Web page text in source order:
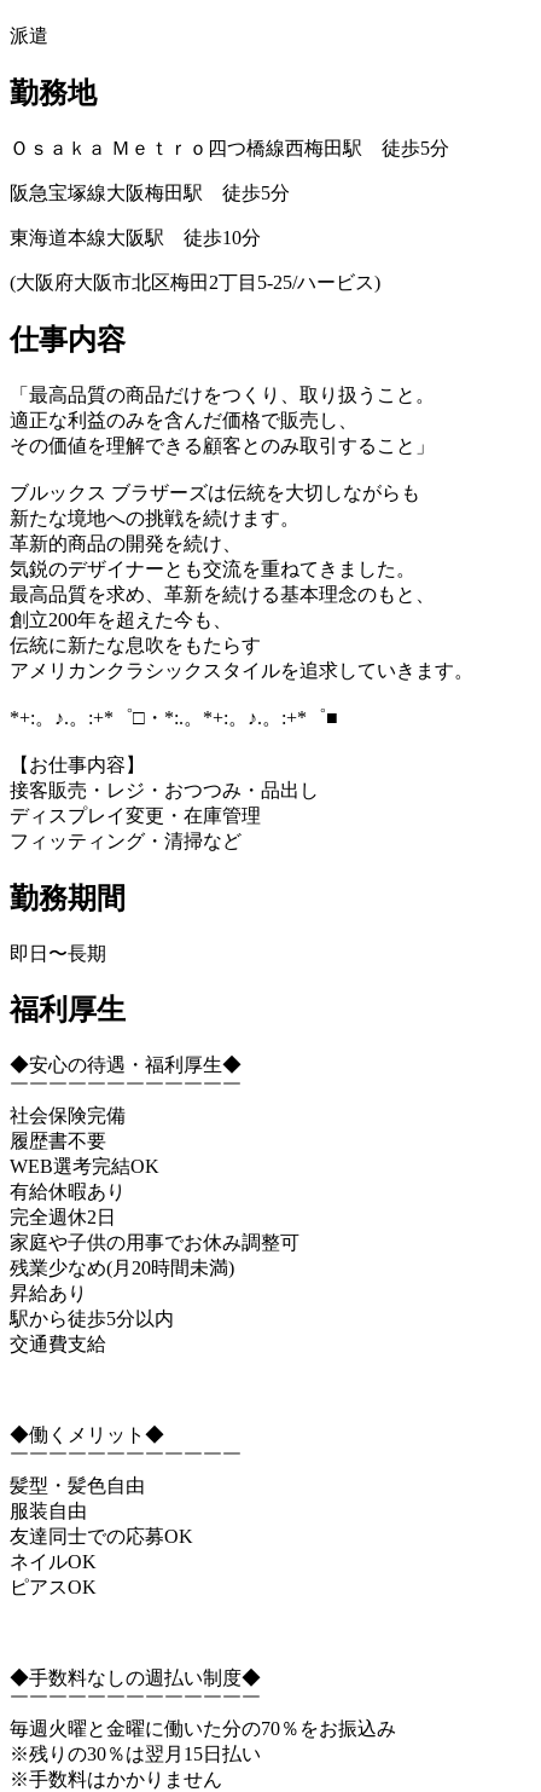
派遣
勤務地
Ｏｓａｋａ Ｍｅｔｒｏ四つ橋線西梅田駅 徒歩5分
阪急宝塚線大阪梅田駅 徒歩5分
東海道本線大阪駅 徒歩10分
(大阪府大阪市北区梅田2丁目5-25/ハービス)
仕事内容
「最高品質の商品だけをつくり、取り扱うこと。
適正な利益のみを含んだ価格で販売し、
その価値を理解できる顧客とのみ取引すること」
ブルックス ブラザーズは伝統を大切しながらも
新たな境地への挑戦を続けます。
革新的商品の開発を続け、
気鋭のデザイナーとも交流を重ねてきました。
最高品質を求め、革新を続ける基本理念のもと、
創立200年を超えた今も、
伝統に新たな息吹をもたらす
アメリカンクラシックスタイルを追求していきます。
*+:。♪.。:+*゜□・*:.。*+:。♪.。:+*゜■
【お仕事内容】
接客販売・レジ・おつつみ・品出し
ディスプレイ変更・在庫管理
フィッティング・清掃など
勤務期間
即日〜長期
福利厚生
◆安心の待遇・福利厚生◆
￣￣￣￣￣￣￣￣￣￣￣￣
社会保険完備
履歴書不要
WEB選考完結OK
有給休暇あり
完全週休2日
家庭や子供の用事でお休み調整可
残業少なめ(月20時間未満)
昇給あり
駅から徒歩5分以内
交通費支給
◆働くメリット◆
￣￣￣￣￣￣￣￣￣￣￣￣
髪型・髪色自由
服装自由
友達同士での応募OK
ネイルOK
ピアスOK
◆手数料なしの週払い制度◆
￣￣￣￣￣￣￣￣￣￣￣￣￣
毎週火曜と金曜に働いた分の70％をお振込み
※残りの30％は翌月15日払い
※手数料はかかりません